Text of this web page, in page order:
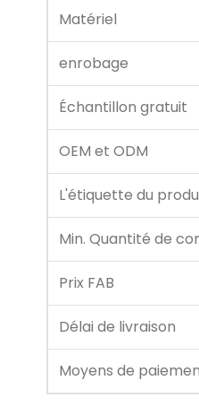
Matériel
enrobage
Échantillon gratuit
OEM et ODM
L'étiquette du
Min. Quantité de
Prix ​​FAB
Délai de livraison
Moyens de